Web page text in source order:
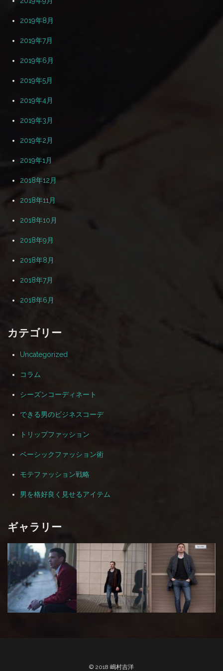
2019年8月
2019年7月
2019年6月
2019年5月
2019年4月
2019年3月
2019年2月
2019年1月
2018年12月
2018年11月
2018年10月
2018年9月
2018年8月
2018年7月
2018年6月
カテゴリー
Uncategorized
コラム
シーズンコーディネート
できる男のビジネスコーデ
トリップファッション
ベーシックファッション術
モテファッション戦略
男を格好良く見せるアイテム
ギャラリー
© 2018 嶋村吉洋